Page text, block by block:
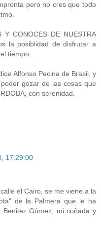
pero no cres que todo
Y CONOCES DE NUESTRA
la posiblidad de disfrutar a
tiempo.
Alfonso Pecina de Brasil, y
gozar de las cosas que
con serenidad.
17:29:00
el Cairo, se me viene a la
de la Palmera que le ha
Gómez, mi cuñada y